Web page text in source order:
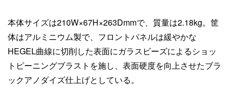
本体サイズは210W×67H×263Dmmで、質量は2.18kg。筐
体はアルミニウム製で、フロントパネルは緩やかな
HEGEL曲線に切削した表面にガラスビーズによるショッ
トピーニングブラストを施し、表面硬度を向上させたブラ
ックアノダイズ仕上げとしている。